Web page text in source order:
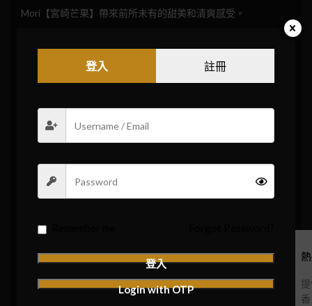
Mori【宮崎芒果】帶來前所未有的甜美和清爽感受。
果酸，仿佛在熱帶的陽光下品嘗新鮮摘下的芒果，自然而然地
帶來愉悅和滿足。
煙彈容量： 每粒2.5毫升，可提供約550口的抽吸。
衡。
設計： 採用鴨嘴型設計，增強舒適的吸煙體驗。
煙彈類型： 透明煙彈設計，方便您觀察煙油剩餘量。
磁力連接： 高效的磁性連接設計，確保即插即用，操作簡
便。
正宗日本品質
由日本工藝精心製
絕佳芒果口味
每一口都能體驗到
登入 註冊
登入
Login with OTP